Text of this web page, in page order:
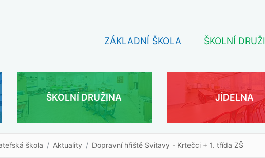
ZÁKLADNÍ ŠKOLA ŠKOLNÍ
ŠKOLNÍ DRUŽINA JÍDELNA
škola Aktuality Dopravní hřiště Svitavy - Krtečci + 1. třída ZŠ